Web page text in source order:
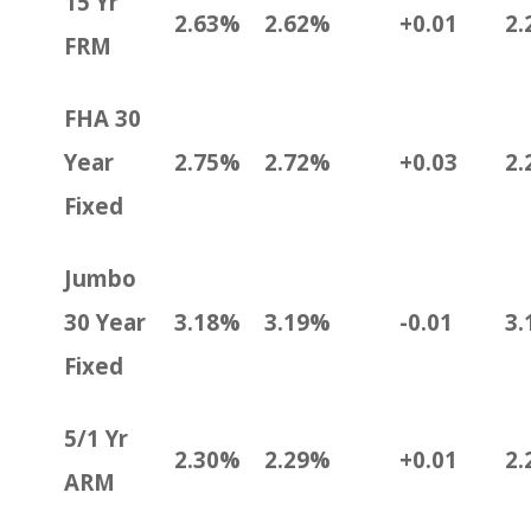
FRM
2.63% 2.62% +0.01
FHA 30
Year
Fixed
2.75% 2.72% +0.03
Jumbo
30 Year
Fixed
3.18% 3.19% -0.01
5/1 Yr
ARM
2.30% 2.29% +0.01